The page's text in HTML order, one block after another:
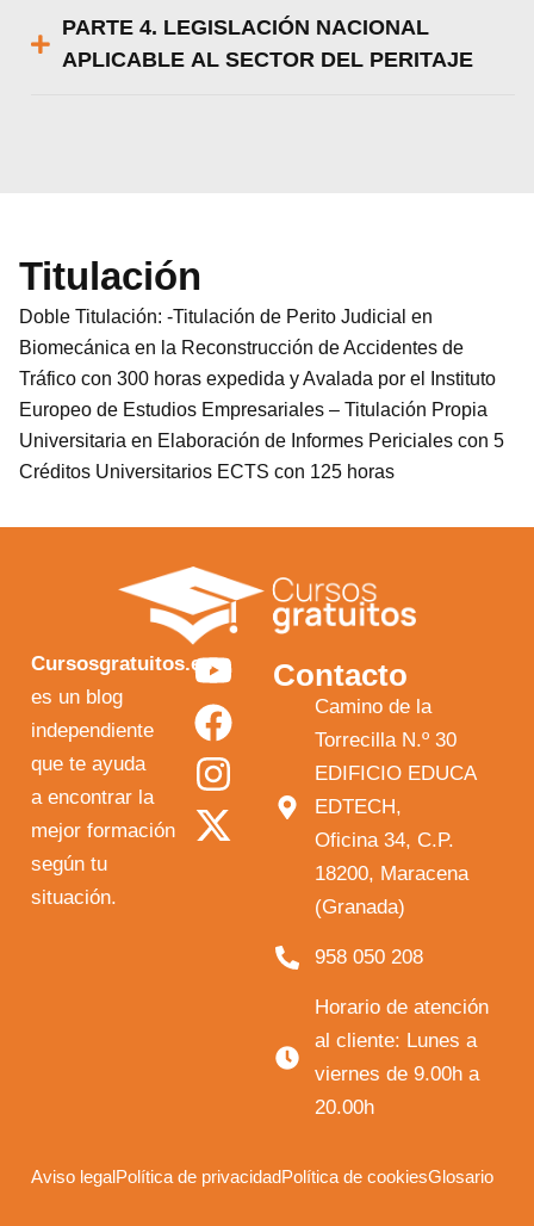
PARTE 4. LEGISLACIÓN NACIONAL
APLICABLE AL SECTOR DEL PERITAJE
Titulación
Doble Titulación: -Titulación de Perito Judicial en
Biomecánica en la Reconstrucción de Accidentes de
Tráfico con 300 horas expedida y Avalada por el Instituto
Europeo de Estudios Empresariales – Titulación Propia
Universitaria en Elaboración de Informes Periciales con 5
Créditos Universitarios ECTS con 125 horas
Cursosgratuitos.es
es un blog
independiente
que te ayuda
a encontrar la
mejor formación
según tu
situación.
Y
o
u
t
u
F
a
c
e
b
I
n
s
t
a
X
-
t
w
i
Contacto
Camino de la
Torrecilla N.º 30
EDIFICIO EDUCA
EDTECH,
Oficina 34, C.P.
18200, Maracena
(Granada)
958 050 208
Horario de atención
al cliente: Lunes a
viernes de 9.00h a
20.00h
Aviso legalPolítica de privacidadPolítica de cookiesGlosario